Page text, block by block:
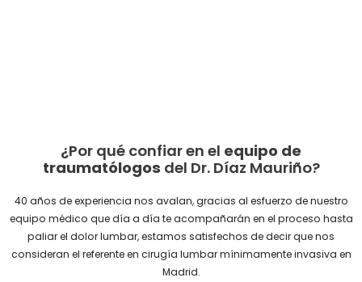
¿Por qué confiar en el equipo de
traumatólogos del Dr. Díaz Mauriño?
40 años de experiencia nos avalan, gracias al esfuerzo de nuestro
equipo médico que día a día te acompañarán en el proceso hasta
paliar el dolor lumbar, estamos satisfechos de decir que nos
consideran el referente en cirugía lumbar mínimamente invasiva en
Madrid.